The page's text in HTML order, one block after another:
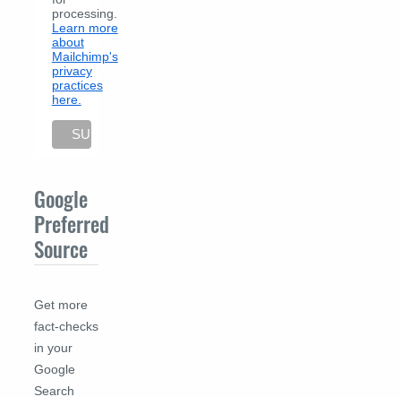
processing.
Learn more
about
Mailchimp's
privacy
practices
here.
Google
Preferred
Source
Get more
fact-checks
in your
Google
Search